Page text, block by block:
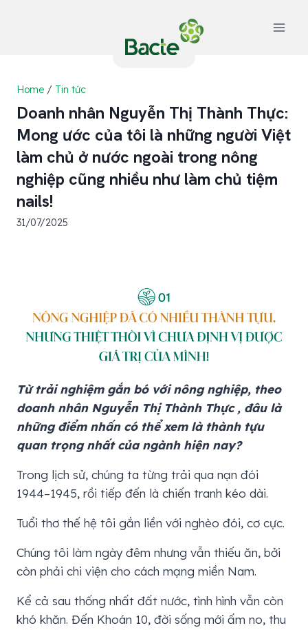
Home / Tin tức
Doanh nhân Nguyễn Thị Thành Thực:
Mong ước của tôi là những người Việt
làm chủ ở nước ngoài trong nông
nghiệp cũng nhiều như làm chủ tiệm
nails!
31/07/2025
Từ trải nghiệm gắn bó với nông nghiệp, theo
doanh nhân Nguyễn Thị Thành Thực , đâu là
những điểm nhấn có thể xem là thành tựu
quan trọng nhất của ngành hiện nay?
Trong lịch sử, chúng ta từng trải qua nạn đói
1944–1945, rồi tiếp đến là chiến tranh kéo dài.
Tuổi thơ thế hệ tôi gắn liền với nghèo đói, cơ cực.
Chúng tôi làm ngày đêm nhưng vẫn thiếu ăn, bởi
còn phải chi viện cho cách mạng miền Nam.
Kể cả sau thống nhất đất nước, tình hình vẫn còn
khó khăn. Đến Khoán 10, đời sống mới ấm no, thu